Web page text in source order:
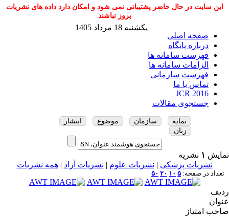
این سایت در حال حاضر پشتیبانی نمی شود و امکان دارد داده های نشریات
بروز نباشند
صفحه اصلی
درباره پایگاه
فهرست سامانه ها
الزامات سامانه ها
فهرست سازمانی
تماس با ما
JCR 2016
جستجوی مقالات
یکشنبه 18 مرداد 1405
نمایه سازمان موضوع
انتشار
زبان
نمایش ۱ نشریه
نشریات پزشکی | نشریات علوم | نشریات آزاد |همه نشریات
تعداد در صفحه: ۵ ۱۰ ۲۰ ۵۰
ردیف
عنوان
صاحب امتیاز